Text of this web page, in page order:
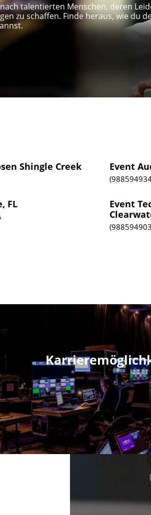
talentierten Menschen, deren
zu schaffen. Finde heraus, wie du
Shingle Creek Event
FL
Event